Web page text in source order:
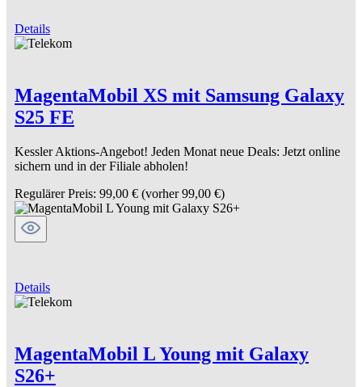
Details
MagentaMobil XS mit Samsung Galaxy
S25 FE
Kessler Aktions-Angebot! Jeden Monat neue Deals: Jetzt online
sichern und in der Filiale abholen!
Regulärer Preis: 99,00 € (vorher 99,00 €)
Details
MagentaMobil L Young mit Galaxy
S26+